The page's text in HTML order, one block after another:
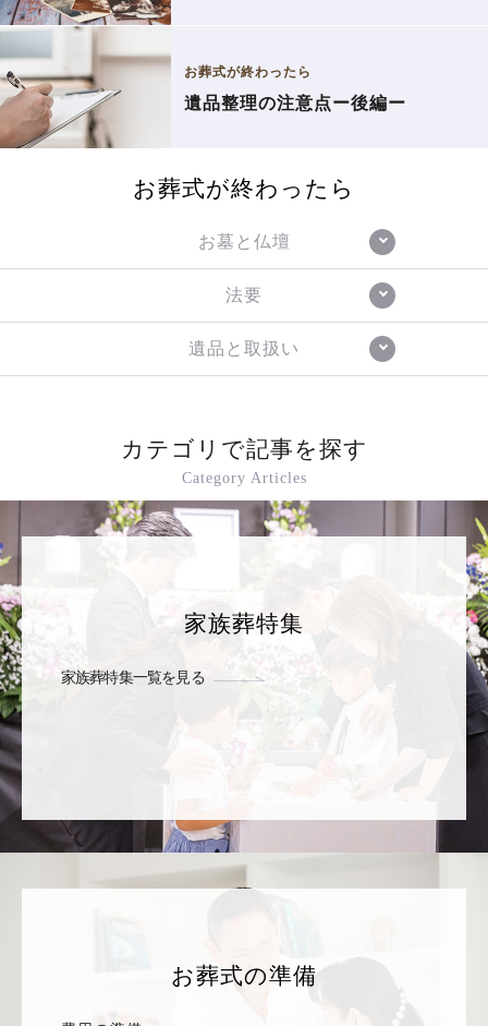
お葬式が終わったら
遺品整理の注意点ー後編ー
お葬式が終わったら
お墓と仏壇
法要
遺品と取扱い
カテゴリで記事を探す
Category Articles
家族葬特集
家族葬特集一覧を見る
お葬式の準備